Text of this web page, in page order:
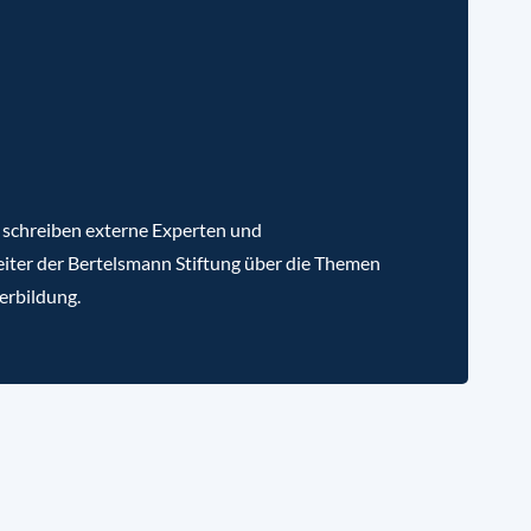
externe Experten und
der Bertelsmann Stiftung über die Themen